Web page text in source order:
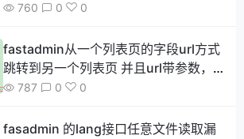
760 0 0
fastadmin从一个列表页的字段url方式
跳转到另一个列表页 并且url带参数，
如何做到参数传递 并且达到框架自带的
787 0 0
fasadmin 的lang接口任意文件读取漏